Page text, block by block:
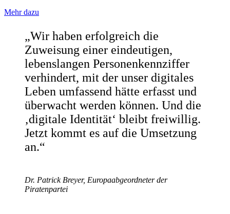
Mehr dazu
„Wir haben erfolgreich die
Zuweisung einer eindeutigen,
lebenslangen Personenkennziffer
verhindert, mit der unser digitales
Leben umfassend hätte erfasst und
überwacht werden können. Und die
‚digitale Identität‘ bleibt freiwillig.
Jetzt kommt es auf die Umsetzung
an.“
Dr. Patrick Breyer, Europaabgeordneter der
Piratenpartei